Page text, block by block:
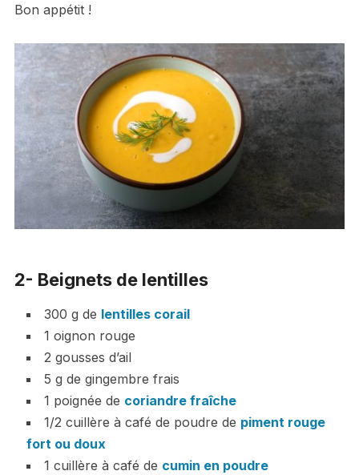
Bon appétit !
2- Beignets de lentilles
300 g de lentilles corail
1 oignon rouge
2 gousses d’ail
5 g de gingembre frais
1 poignée de coriandre fraîche
1/2 cuillère à café de poudre de piment rouge
fort ou doux
1 cuillère à café de cumin en poudre